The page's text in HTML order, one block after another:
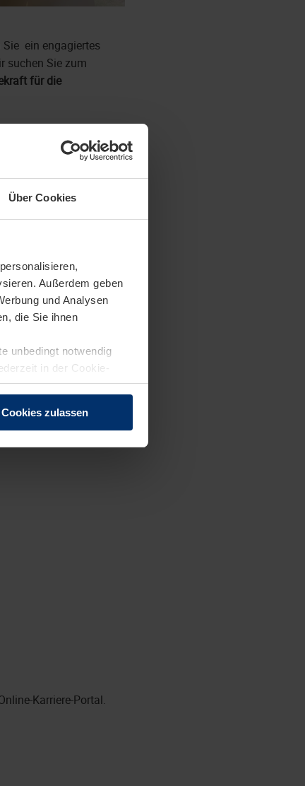
Über Cookies
Außerdem geben
und Analysen
die Sie ihnen
unbedingt notwendig
in der Cookie-
zulassen
Sie ein engagiertes
suchen Sie zum
für die
Karriere-Portal.